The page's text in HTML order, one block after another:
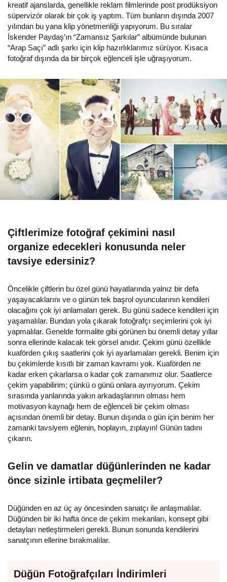
kreatif ajanslarda, genellikle reklam filmlerinde post prodüksiyon
süpervizör olarak bir çok iş yaptım. Tüm bunların dışında 2007
yılından bu yana klip yönetmenliği yapıyorum. Bu sıralar
İskender Paydaş’ın “Zamansız Şarkılar” albümünde bulunan
“Arap Saçı” adlı şarkı için klip hazırlıklarımız sürüyor. Kısaca
fotoğraf dışında da bir birçok eğlenceli işle uğraşıyorum.
Çiftlerimize fotoğraf çekimini nasıl
organize edecekleri konusunda neler
tavsiye edersiniz?
Öncelikle çiftlerin bu özel günü hayatlarında yalnız bir defa
yaşayacaklarını ve o günün tek başrol oyuncularının kendileri
olacağını çok iyi anlamaları gerek. Bu günü sadece kendileri için
yaşamalılar. Bundan yola çıkarak fotoğrafçı seçimlerini çok iyi
yapmalılar. Genelde formalite gibi görünen bu önemli detay yıllar
sonra ellerinde kalacak tek görsel anıdır. Çekim günü özellikle
kuaförden çıkış saatlerini çok iyi ayarlamaları gerekli. Benim için
bu çekimlerde kısıtlı bir zaman kavramı yok. Kuaförden ne
kadar erken çıkarlarsa o kadar çok zamanımız olur. Saatlerce
çekim yapabilirim; çünkü o günü onlara ayırıyorum. Çekim
sırasında yanlarında yakın arkadaşlarının olması hem
motivasyon kaynağı hem de eğlenceli bir çekim olması
açısından önemli bir detay. Bunun dışında o gün için benim her
zamanki tavsiyem eğlenin, hoplayın, zıplayın! Günün tadını
çıkarın.
Gelin ve damatlar düğünlerinden ne kadar
önce sizinle irtibata geçmeliler?
Düğünden en az üç ay öncesinden sanatçı ile anlaşmalılar.
Düğünden bir iki hafta önce de çekim mekanları, konsept gibi
detayları netleştirmeleri gerekli. Bunun sonunda kendilerini
sanatçının ellerine bırakmalılar.
Düğün Fotoğrafçıları İndirimleri